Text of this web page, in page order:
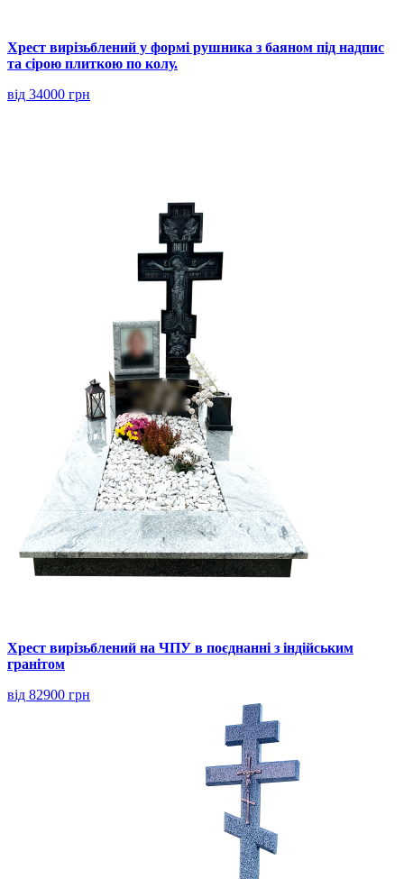
Хрест вирізьблений у формі рушника з баяном під надпис
та сірою плиткою по колу.
від 34000 грн
Хрест вирізьблений на ЧПУ в поєднанні з індійським
гранітом
від 82900 грн